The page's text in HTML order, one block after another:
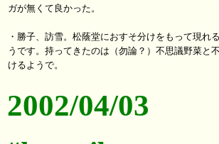
ガが無くて良かった。
・勝子、訪雪。松蔭堂におすそ分けをもって現れ
うです。持ってきたのは（勿論？）不思議野菜と
2002/04/03